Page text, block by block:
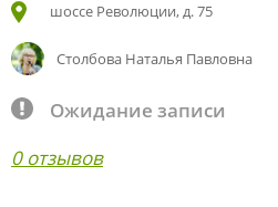
шоссе Революции, д. 75
Столбова Наталья Павловна
Ожидание записи
0 отзывов